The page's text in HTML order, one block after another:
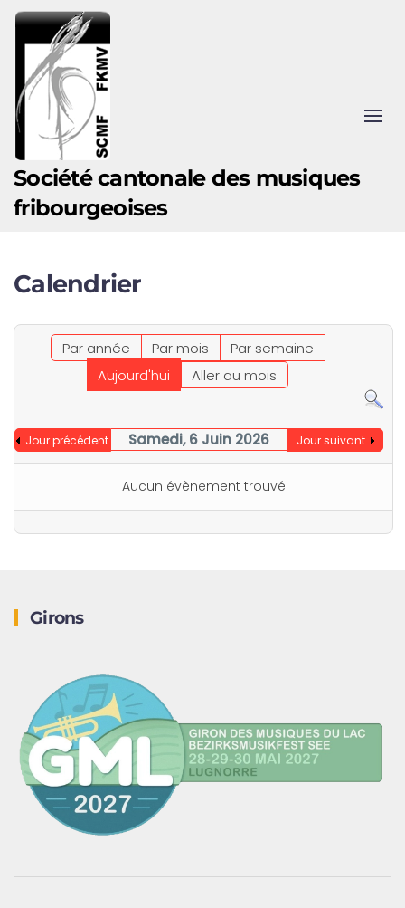
Accéder au contenu principal
Société cantonale des musiques
fribourgeoises
Calendrier
Par année Par mois
Par semaine
Aujourd'hui
Aller au mois
Jour précédent Samedi, 6 Juin 2026 Jour suivant
Aucun évènement trouvé
Girons